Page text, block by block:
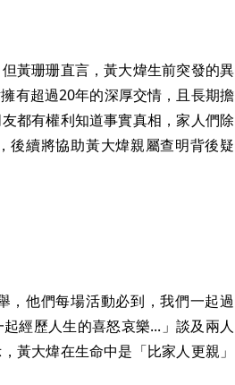
黃珊珊直言，黃大煒生前突發的異
有超過20年的深厚交情，且長期擔
都有權利知道事實真相，家人們除
後續將協助黃大煒親屬查明背後疑
，他們每場活動必到，我們一起過
經歷人生的喜怒哀樂...」談及兩人
黃大煒在生命中是「比家人更親」